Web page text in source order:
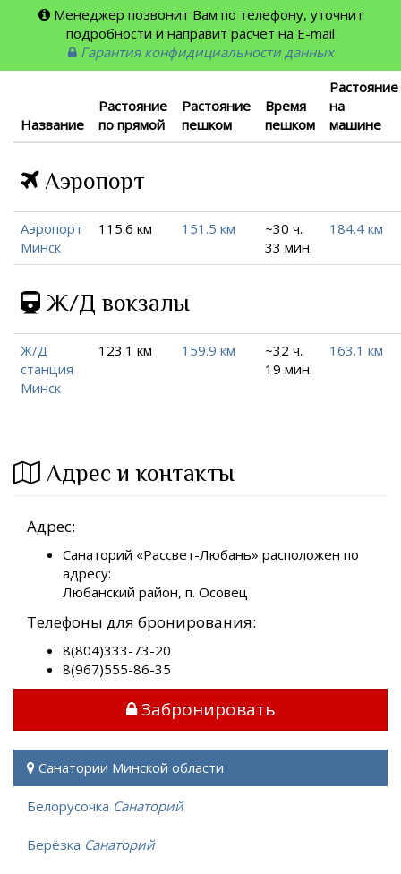
Менеджер позвонит Вам по телефону, уточнит
подробности и направит расчет на E-mail
Гарантия конфидициальности данных
Название
Растояние
по прямой
Растояние
пешком
Время
пешком
Растояние
на
машине
Аэропорт
Аэропорт
Минск
115.6 км 151.5 км
~30 ч.
33 мин.
184.4 км
Ж/Д вокзалы
Ж/Д
станция
Минск
123.1 км 159.9 км
~32 ч.
19 мин.
163.1 км
Адрес и контакты
Адрес:
Санаторий «Рассвет-Любань» расположен по
адресу:
Любанский район, п. Осовец
Телефоны для бронирования:
8(804)333-73-20
8(967)555-86-35
Забронировать
Санатории Минской области
Белорусочка Санаторий
Берёзка Санаторий